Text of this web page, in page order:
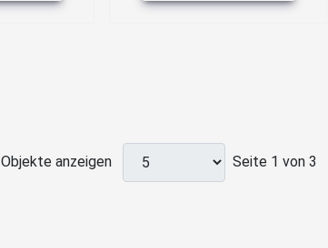
Objekte anzeigen Seite 1 von 3